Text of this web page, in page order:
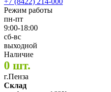
Режим работы
пн-пт
9:00-18:00
сб-вс
выходной
Наличие
0 шт.
г.Пенза
Склад